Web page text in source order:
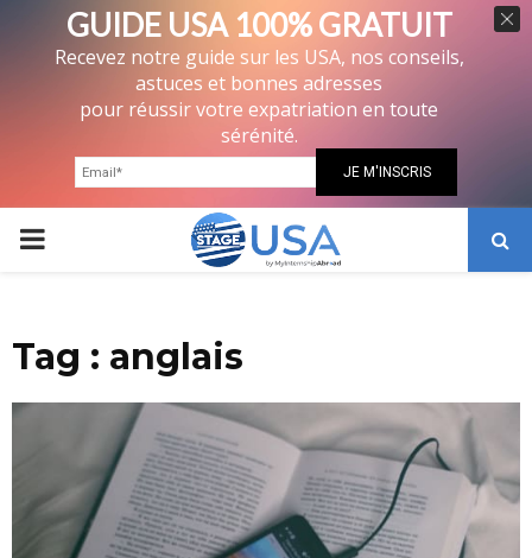
PRIMARY
Tag : anglais
GUIDE USA 100% GRATUIT
Recevez notre guide sur les USA, nos conseils,
astuces et bonnes adresses
pour réussir votre expatriation en toute
sérénité.